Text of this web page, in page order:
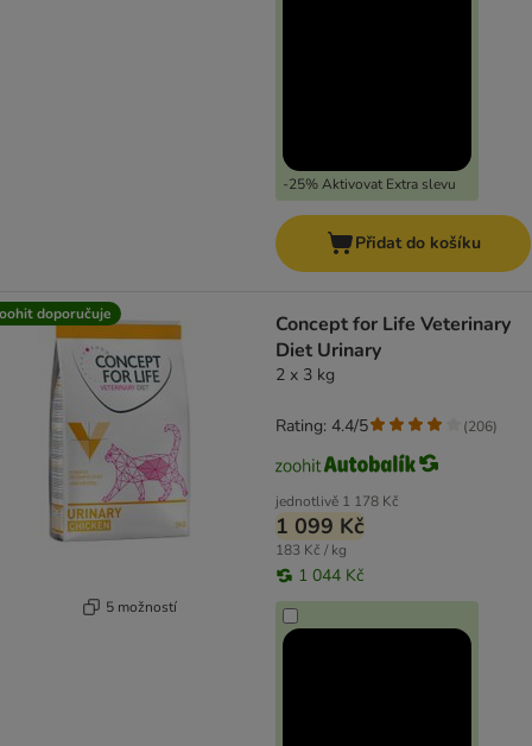
-25% Aktivovat Extra slevu
Přidat do košíku
doporučuje
5 možností
Concept for Life Veterinary
Diet Urinary
2 x 3 kg
jednotlivě 1 178 Kč
1 099 Kč
183 Kč / kg
1 044 Kč
Rating: 4.4/5 (206)